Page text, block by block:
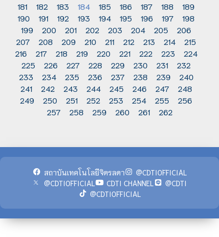
181
182 183 184 185 186 187 188
189
190
191 192 193 194 195 196 197
198
199
200 201 202 203 204 205
206
207
208 209 210 211 212 213 214
215
216
217 218 219 220 221 222 223
224
225
226 227 228 229 230 231
232
233
234 235 236 237 238 239
240
241
242 243 244 245 246 247
248
249
250 251 252 253 254 255
256
257
258 259 260 261 262
สถาบันเทคโนโลยีจิตรลดา
@CDTIOFFICIAL
@CDTIOFFICIAL
CDTI CHANNEL
@CDTI
@CDTIOFFICIAL